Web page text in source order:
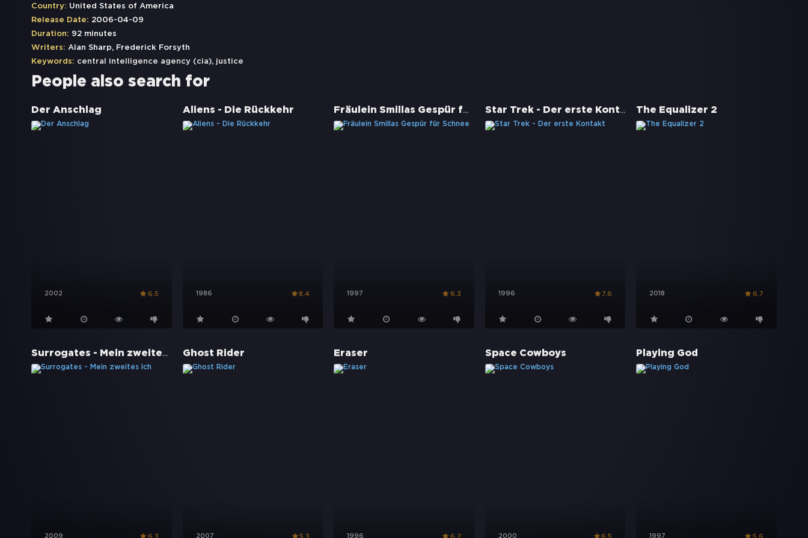
Country: United States of America
Release Date: 2006-04-09
Duration: 92 minutes
Writers: Alan Sharp, Frederick Forsyth
Keywords: central intelligence agency (cia), justice
People also search for
Der Anschlag
2002 6.5
Aliens - Die Rückkehr
1986 8.4
Fräulein Smillas Gespür für Schnee
1997 6.3
Star Trek - Der erste Kontakt
1996 7.6
The Equalizer 2
2018 6.7
Surrogates - Mein zweites Ich
2009
Ghost Rider
2007
Eraser
1996
Space Cowboys
2000
Playing God
1997